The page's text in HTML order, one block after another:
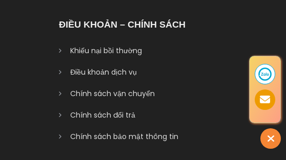
ĐIỀU KHOẢN – CHÍNH SÁCH
Khiếu nại bồi thường
Điều khoản dịch vụ
Chính sách vận chuyển
Chính sách đổi trả
Chính sách bảo mật thông tin